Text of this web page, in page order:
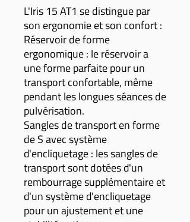
L'Iris 15 AT1 se distingue par
son ergonomie et son confort :
Réservoir de forme
ergonomique : le réservoir a
une forme parfaite pour un
transport confortable, même
pendant les longues séances de
pulvérisation.
Sangles de transport en forme
de S avec système
d'encliquetage : les sangles de
transport sont dotées d'un
rembourrage supplémentaire et
d'un système d'encliquetage
pour un ajustement et une